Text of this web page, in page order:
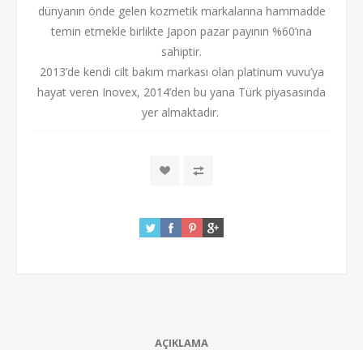
dünyanın önde gelen kozmetik markalarına hammadde
temin etmekle birlikte Japon pazar payının %60’ına
sahiptir.
2013’de kendi cilt bakım markası olan platinum vuvu’ya
hayat veren Inovex, 2014’den bu yana Türk piyasasında
yer almaktadır.
AÇIKLAMA